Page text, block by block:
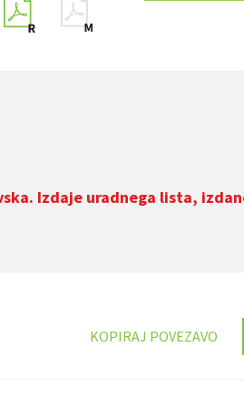
Izdaje uradnega lista,
KOPIRAJ POVEZAVO